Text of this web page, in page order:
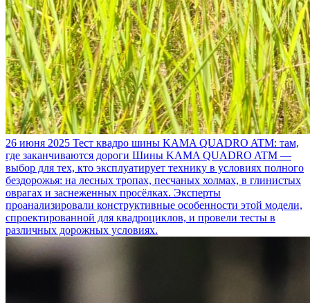
26 июня 2025 Тест квадро шины KAMA QUADRO ATM: там,
где заканчиваются дороги Шины KAMA QUADRO ATM —
выбор для тех, кто эксплуатирует технику в условиях полного
бездорожья: на лесных тропах, песчаных холмах, в глинистых
оврагах и заснеженных просёлках. Эксперты
проанализировали конструктивные особенности этой модели,
спроектированной для квадроциклов, и провели тесты в
различных дорожных условиях.